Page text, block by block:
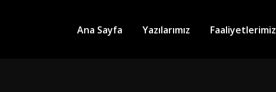
Ana Sayfa Yazılarımız Faaliyetlerimiz